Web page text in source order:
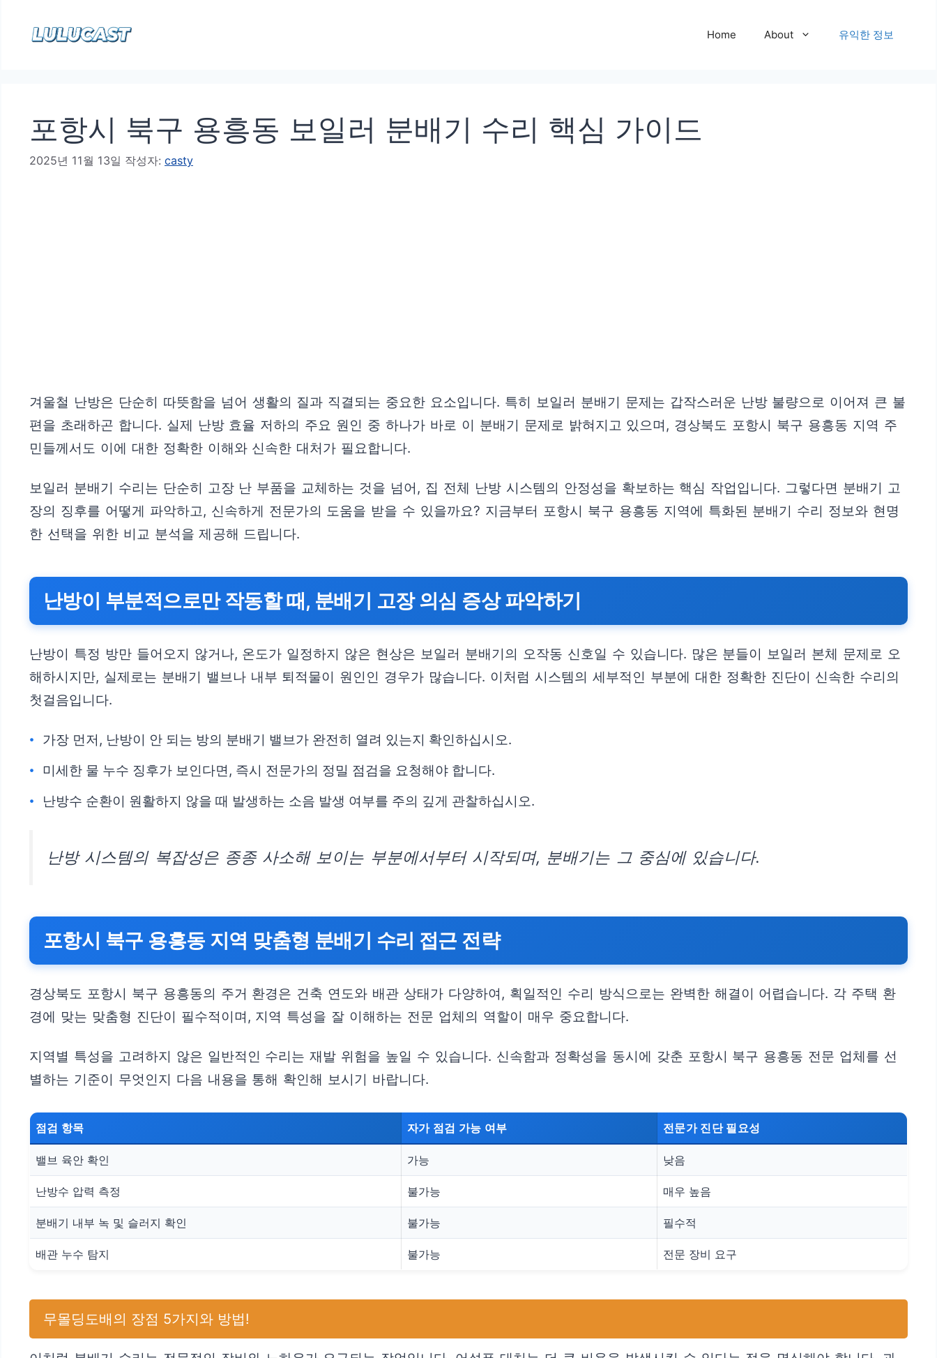
Home About 유익한 정보
포항시 북구 용흥동 보일러 분배기 수리 핵심 가이드
2025년 11월 13일 작성자: casty
겨울철 난방은 단순히 따뜻함을 넘어 생활의 질과 직결되는 중요한 요소입니다. 특히 보일러 분배기 문제는 갑작스러운 난방 불량으로 이어져 큰 불
편을 초래하곤 합니다. 실제 난방 효율 저하의 주요 원인 중 하나가 바로 이 분배기 문제로 밝혀지고 있으며, 경상북도 포항시 북구 용흥동 지역 주
민들께서도 이에 대한 정확한 이해와 신속한 대처가 필요합니다.
보일러 분배기 수리는 단순히 고장 난 부품을 교체하는 것을 넘어, 집 전체 난방 시스템의 안정성을 확보하는 핵심 작업입니다. 그렇다면 분배기 고
장의 징후를 어떻게 파악하고, 신속하게 전문가의 도움을 받을 수 있을까요? 지금부터 포항시 북구 용흥동 지역에 특화된 분배기 수리 정보와 현명
한 선택을 위한 비교 분석을 제공해 드립니다.
난방이 부분적으로만 작동할 때, 분배기 고장 의심 증상 파악하기
난방이 특정 방만 들어오지 않거나, 온도가 일정하지 않은 현상은 보일러 분배기의 오작동 신호일 수 있습니다. 많은 분들이 보일러 본체 문제로 오
해하시지만, 실제로는 분배기 밸브나 내부 퇴적물이 원인인 경우가 많습니다. 이처럼 시스템의 세부적인 부분에 대한 정확한 진단이 신속한 수리의
첫걸음입니다.
가장 먼저, 난방이 안 되는 방의 분배기 밸브가 완전히 열려 있는지 확인하십시오.
미세한 물 누수 징후가 보인다면, 즉시 전문가의 정밀 점검을 요청해야 합니다.
난방수 순환이 원활하지 않을 때 발생하는 소음 발생 여부를 주의 깊게 관찰하십시오.
난방 시스템의 복잡성은 종종 사소해 보이는 부분에서부터 시작되며, 분배기는 그 중심에 있습니다.
포항시 북구 용흥동 지역 맞춤형 분배기 수리 접근 전략
경상북도 포항시 북구 용흥동의 주거 환경은 건축 연도와 배관 상태가 다양하여, 획일적인 수리 방식으로는 완벽한 해결이 어렵습니다. 각 주택 환
경에 맞는 맞춤형 진단이 필수적이며, 지역 특성을 잘 이해하는 전문 업체의 역할이 매우 중요합니다.
지역별 특성을 고려하지 않은 일반적인 수리는 재발 위험을 높일 수 있습니다. 신속함과 정확성을 동시에 갖춘 포항시 북구 용흥동 전문 업체를 선
별하는 기준이 무엇인지 다음 내용을 통해 확인해 보시기 바랍니다.
점검 항목 자가 점검 가능 여부 전문가 진단 필요성
밸브 육안 확인 가능 낮음
난방수 압력 측정 불가능 매우 높음
분배기 내부 녹 및 슬러지 확인 불가능 필수적
배관 누수 탐지 불가능 전문 장비 요구
무몰딩도배의 장점 5가지와 방법!